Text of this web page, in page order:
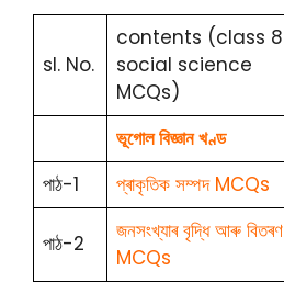
sl. No.
contents (class 8
social science
MCQs)
ভূগোল বিজ্ঞান খণ্ড
পাঠ-1
প্ৰাকৃতিক সম্পদ MCQs
পাঠ-2
জনসংখ্যাৰ বৃদ্ধি আৰু বিতৰণ
MCQs